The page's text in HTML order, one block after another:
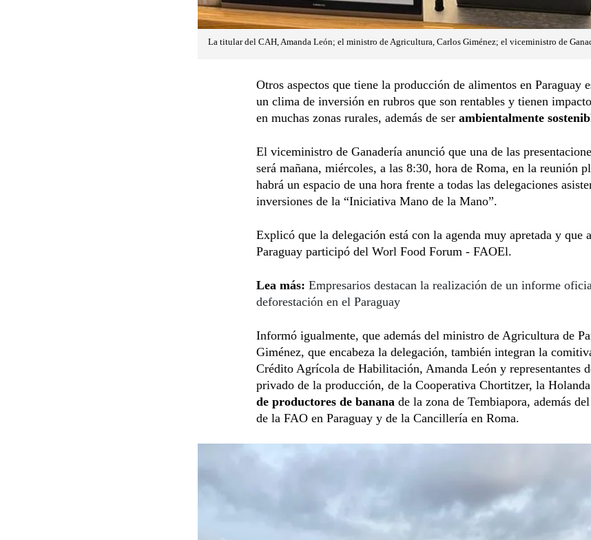
La titular del CAH, Amanda León; el ministro de Agricultura, Carlos Giménez; el viceministro de
Otros aspectos que tiene la producción de alimentos en Paraguay
un clima de inversión en rubros que son rentables y tienen
en muchas zonas rurales, además de ser ambientalmente
El viceministro de Ganadería anunció que una de las
será mañana, miércoles, a las 8:30, hora de Roma, en la reunión
habrá un espacio de una hora frente a todas las delegaciones
inversiones de la “Iniciativa Mano de la Mano”.
Explicó que la delegación está con la agenda muy apretada y que
Paraguay participó del Worl Food Forum - FAOEl.
Lea más: Empresarios destacan la realización de un informe
deforestación en el Paraguay
Informó igualmente, que además del ministro de Agricultura de
Giménez, que encabeza la delegación, también integran la
Crédito Agrícola de Habilitación, Amanda León y representantes
privado de la producción, de la Cooperativa Chortitzer, la
de productores de banana de la zona de Tembiapora, además
de la FAO en Paraguay y de la Cancillería en Roma.